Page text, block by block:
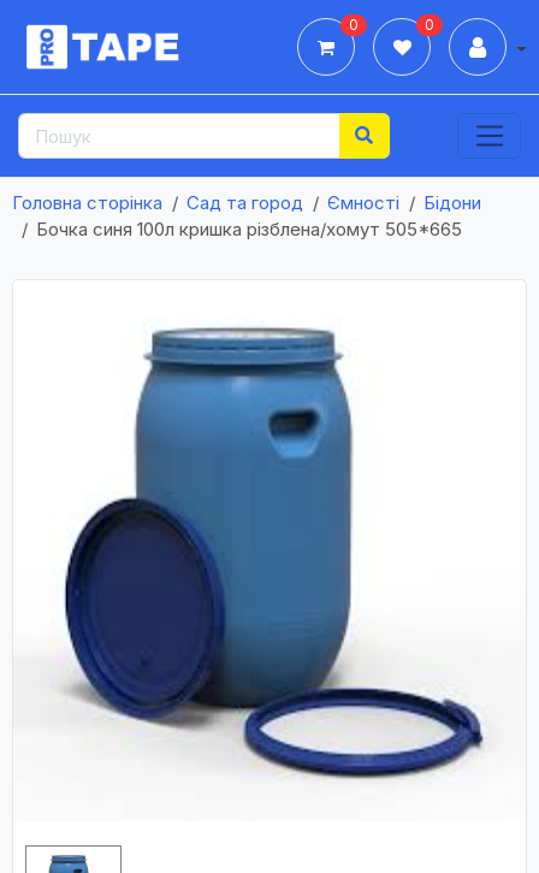
0 0
Головна сторінка Сад та город Ємності
Бідони
Бочка синя 100л кришка різблена/хомут 505*665